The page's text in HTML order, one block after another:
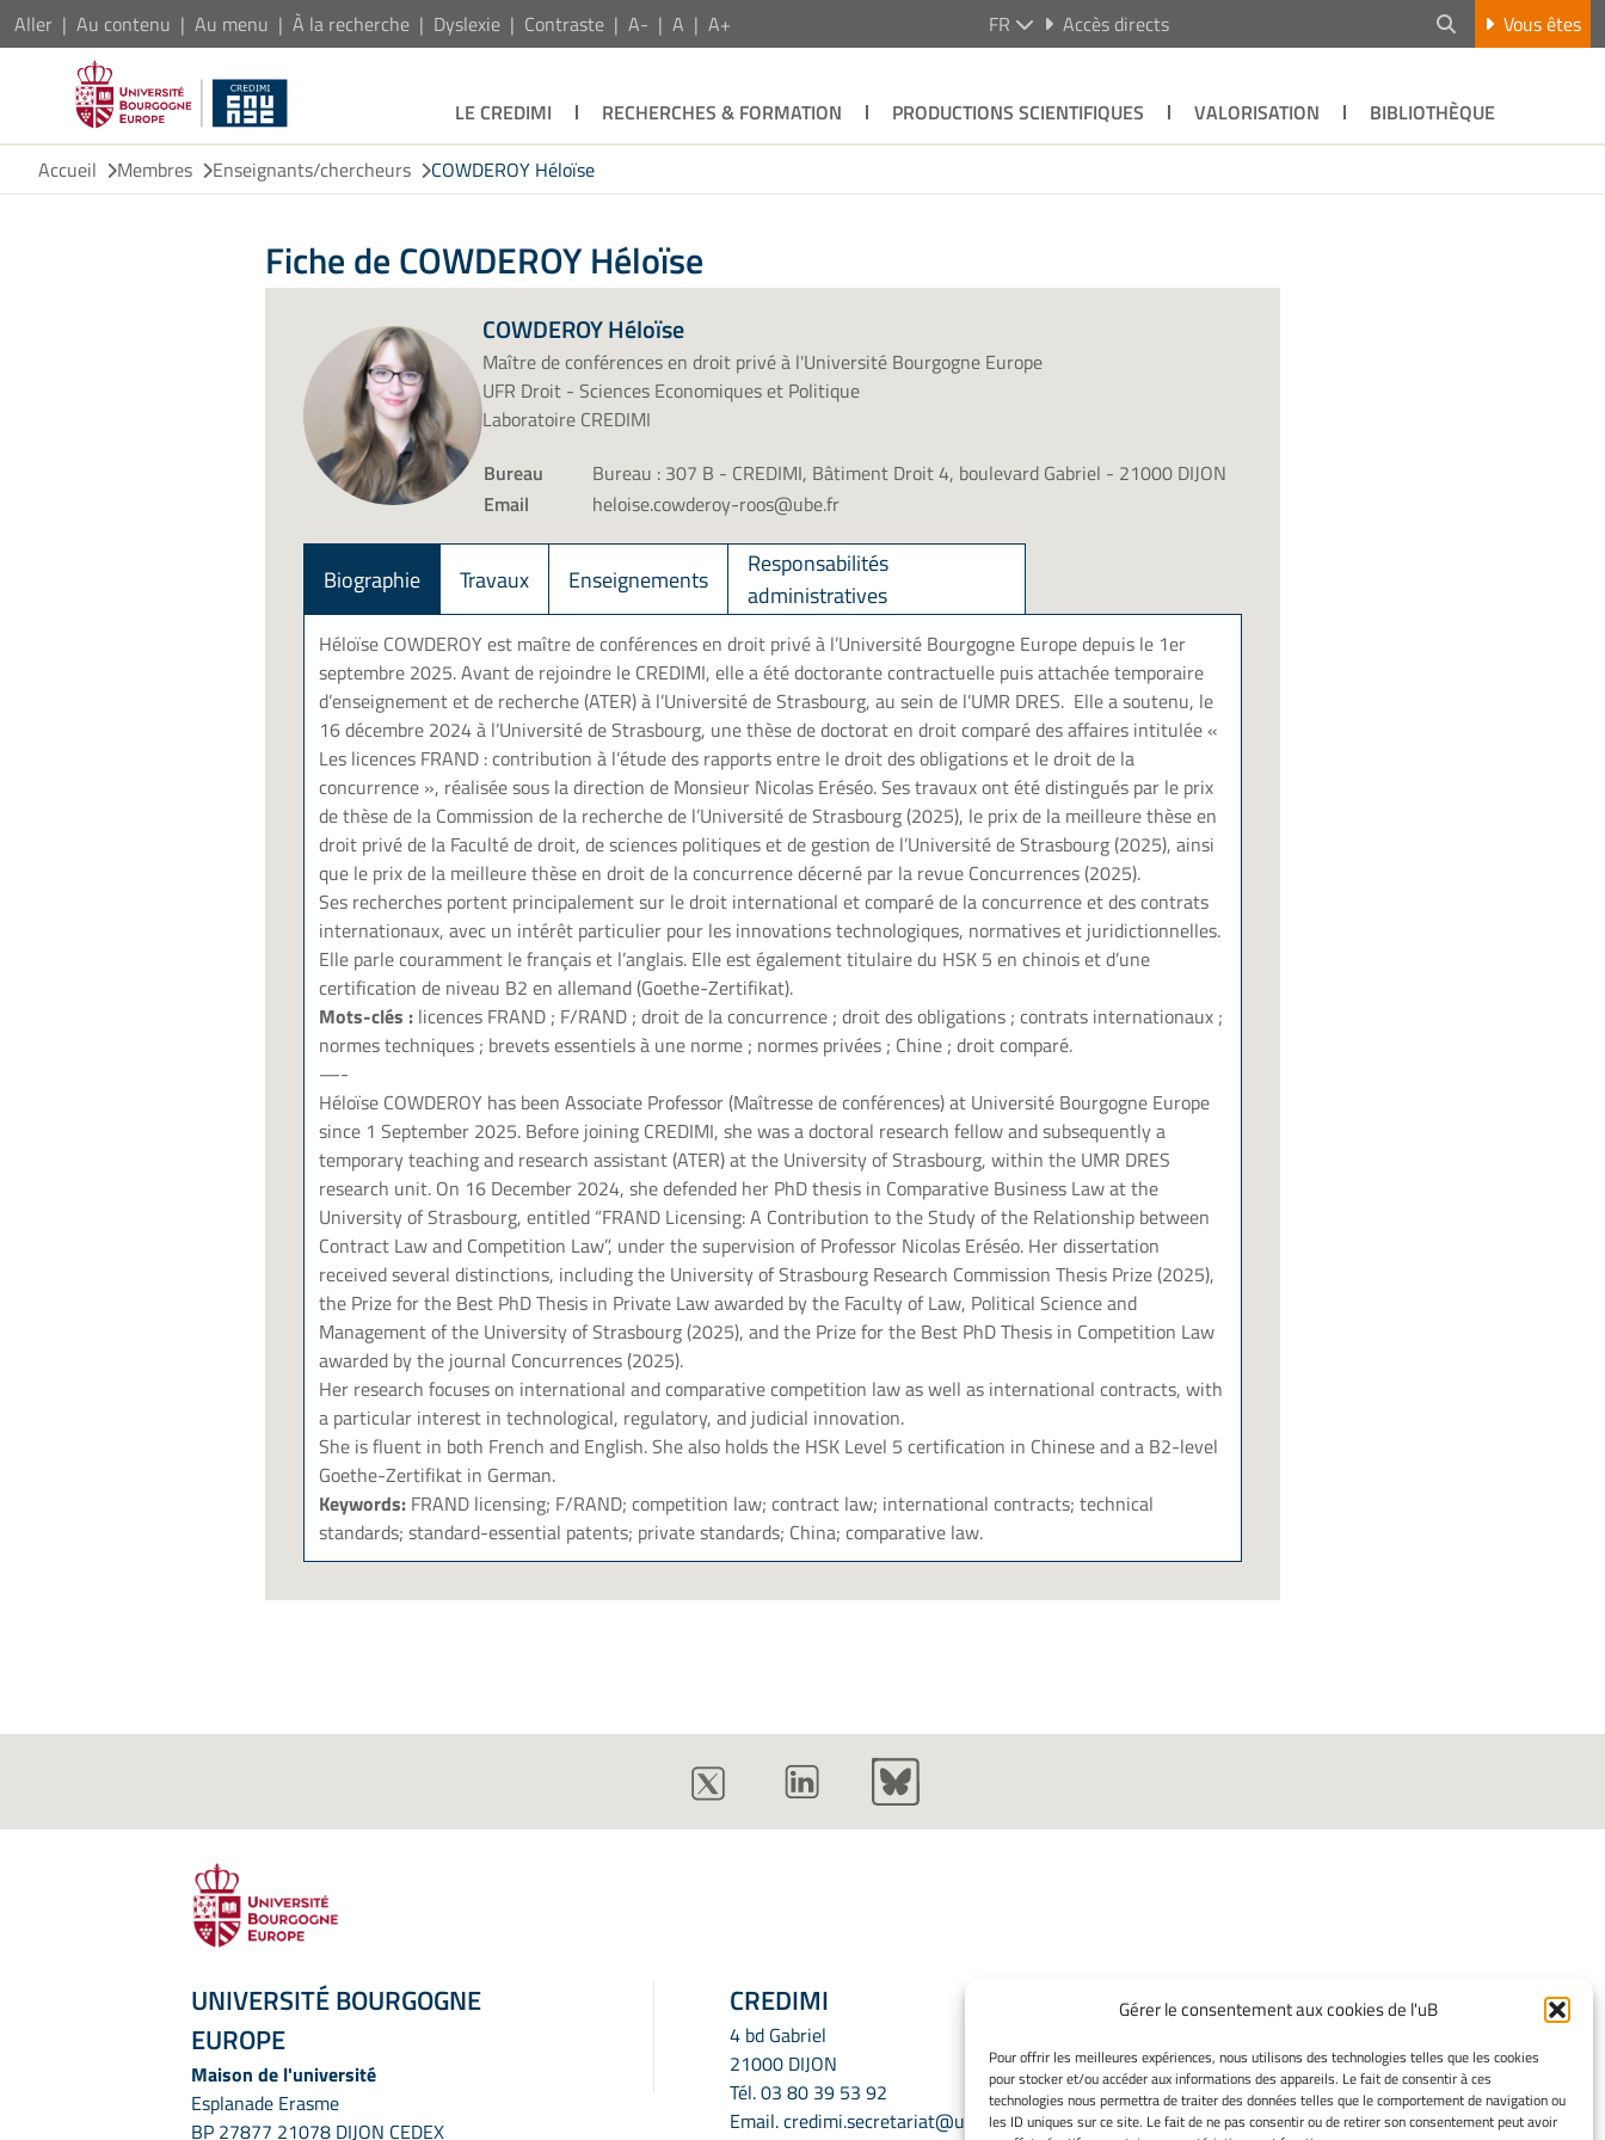
Gérer le consentement aux cookies de l'uB
Pour offrir les meilleures expériences, nous utilisons des technologies telles que les cookies
pour stocker et/ou accéder aux informations des appareils. Le fait de consentir à ces
technologies nous permettra de traiter des données telles que le comportement de navigation ou
les ID uniques sur ce site. Le fait de ne pas consentir ou de retirer son consentement peut avoir
Aller Au contenu Au menu À la recherche Dyslexie Contraste A- A A+ FR Accès directs Vous êtes
LE CREDIMI RECHERCHES & FORMATION PRODUCTIONS SCIENTIFIQUES VALORISATION
BIBLIOTHÈQUE
Accueil
Membres Enseignants/chercheurs COWDEROY Héloïse
Fiche de COWDEROY Héloïse
COWDEROY Héloïse
Maître de conférences en droit privé à l'Université Bourgogne Europe
UFR Droit - Sciences Economiques et Politique
Laboratoire CREDIMI
Bureau
Bureau : 307 B - CREDIMI, Bâtiment Droit 4, boulevard Gabriel - 21000 DIJON
Email
heloise.cowderoy-roos@ube.fr
Biographie Travaux Enseignements
Responsabilités
administratives
Héloïse COWDEROY est maître de conférences en droit privé à l’Université Bourgogne Europe depuis le 1er
septembre 2025. Avant de rejoindre le CREDIMI, elle a été doctorante contractuelle puis attachée temporaire
d’enseignement et de recherche (ATER) à l’Université de Strasbourg, au sein de l’UMR DRES. Elle a soutenu, le
16 décembre 2024à l’Université de Strasbourg, une thèse de doctorat en droit comparé des affaires intitulée «
Les licences FRAND : contribution à l’étude des rapports entre le droit des obligations et le droit de la
concurrence », réalisée sous la direction de Monsieur Nicolas Eréséo. Ses travaux ont été distingués par le prix
de thèse de la Commission de la recherche de l’Université de Strasbourg (2025), le prix de la meilleure thèse en
droit privé de la Faculté de droit, de sciences politiques et de gestion de l’Université de Strasbourg (2025), ainsi
que le prix de la meilleure thèse en droit de la concurrence décerné par la revue Concurrences (2025).
Ses recherches portent principalement sur le droit international et comparé de la concurrence et des contrats
internationaux, avec un intérêt particulier pour les innovations technologiques, normatives et juridictionnelles.
Elle parle couramment le français et l’anglais. Elle est également titulaire du HSK 5 en chinois et d’une
certification de niveau B2 en allemand (Goethe-Zertifikat).
Mots-clés : licences FRAND ; F/RAND ; droit de la concurrence ; droit des obligations ; contrats internationaux ;
normes techniques ; brevets essentiels à une norme ; normes privées ; Chine ; droit comparé.
—-
Héloïse COWDEROY has been Associate Professor (Maîtresse de conférences) at Université Bourgogne Europe
since 1 September 2025. Before joining CREDIMI, she was a doctoral research fellow and subsequently a
temporary teaching and research assistant (ATER) at the University of Strasbourg, within the UMR DRES
research unit. On 16 December 2024, she defended her PhD thesis in Comparative Business Law at the
University of Strasbourg, entitled “FRAND Licensing: A Contribution to the Study of the Relationship between
Contract Law and Competition Law”, under the supervision of Professor Nicolas Eréséo. Her dissertation
received several distinctions, including the University of Strasbourg Research Commission Thesis Prize (2025),
the Prize for the Best PhD Thesis in Private Law awarded by the Faculty of Law, Political Science and
Management of the University of Strasbourg (2025), and the Prize for the Best PhD Thesis in Competition Law
awarded by the journal Concurrences (2025).
Her research focuses on international and comparative competition law as well as international contracts, with
a particular interest in technological, regulatory, and judicial innovation.
She is fluent in both French and English. She also holds the HSK Level 5 certification in Chinese and a B2-level
Goethe-Zertifikat in German.
Keywords: FRAND licensing; F/RAND; competition law; contract law; international contracts; technical
standards; standard-essential patents; private standards; China; comparative law.
UNIVERSITÉ BOURGOGNE
EUROPE
Maison de l'université
Esplanade Erasme
BP 27877 21078 DIJON CEDEX
CREDIMI
4 bd Gabriel
21000 DIJON
Tél.03 80 39 53 92
Email.credimi.secretariat@u-
INFORMATIONS
Mentions légales
Gérer mes cookies
Politique de cookies